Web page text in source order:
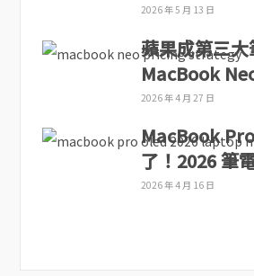
2026 年 5 月 13 日
蘋果成第三大
MacBook
2026 年 4 月 27 日
MacBook
了！2026 筆
2026 年 4 月 16 日